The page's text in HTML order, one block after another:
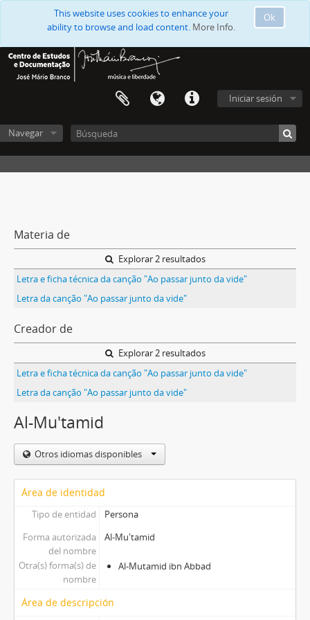
Ok
This website uses cookies to enhance your
ability to browse and load content. More Info.
Iniciar sesión
Navegar
Materia de
Explorar 2 resultados
Letra e ficha técnica da canção "Ao passar junto da vide"
Letra da canção "Ao passar junto da vide"
Creador de
Explorar 2 resultados
Letra e ficha técnica da canção "Ao passar junto da vide"
Letra da canção "Ao passar junto da vide"
Al-Mu'tamid
Otros idiomas disponibles
Área de identidad
Tipo de entidad
Persona
Forma autorizada
del nombre
Al-Mu'tamid
Otra(s) forma(s) de
nombre
Al-Mutamid ibn Abbad
Área de descripción